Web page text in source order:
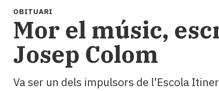
i
Cultura
Esports
Mai
tant!
i
OBITUARI
Mor el músic,
Josep Colom
Va ser un dels impulsors de l'Escola